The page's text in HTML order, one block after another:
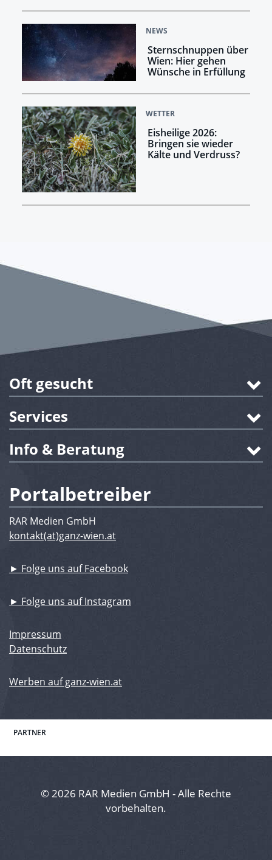
NEWS
Sternschnuppen über
Wien: Hier gehen
Wünsche in Erfüllung
WETTER
Eisheilige 2026:
Bringen sie wieder
Kälte und Verdruss?
Oft gesucht
Services
Info & Beratung
Portalbetreiber
RAR Medien GmbH
kontakt(at)ganz-wien.at
► Folge uns auf Facebook
► Folge uns auf Instagram
Impressum
Datenschutz
Werben auf ganz-wien.at
PARTNER
© 2026 RAR Medien GmbH - Alle Rechte
vorbehalten.